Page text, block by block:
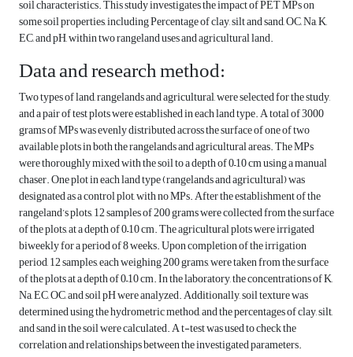
soil characteristics. This study investigates the impact of PET MPs on
some soil properties, including Percentage of clay, silt and sand, OC, Na, K,
EC, and pH, within two rangeland uses and agricultural land.
Data and research method:
Two types of land, rangelands and agricultural, were selected for the study,
and a pair of test plots were established in each land type. A total of 3000
grams of MPs was evenly distributed across the surface of one of two
available plots in both the rangelands and agricultural areas. The MPs
were thoroughly mixed with the soil to a depth of 0–10 cm using a manual
chaser. One plot in each land type (rangelands and agricultural) was
designated as a control plot, with no MPs. After the establishment of the
rangeland’s plots, 12 samples of 200 grams were collected from the surface
of the plots, at a depth of 0–10 cm. The agricultural plots were irrigated
biweekly for a period of 8 weeks. Upon completion of the irrigation
period, 12 samples, each weighing 200 grams, were taken from the surface
of the plots at a depth of 0–10 cm. In the laboratory, the concentrations of K,
Na, EC, OC, and soil pH were analyzed. Additionally, soil texture was
determined using the hydrometric method, and the percentages of clay, silt,
and sand in the soil were calculated. A t-test was used to check the
correlation and relationships between the investigated parameters.